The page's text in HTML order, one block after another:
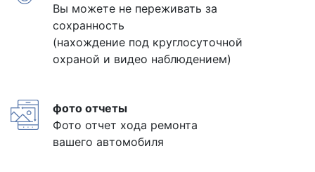
Вы можете не переживать за
сохранность
(нахождение под круглосуточной
охраной и видео наблюдением)
фото отчеты
Фото отчет хода ремонта
вашего автомобиля